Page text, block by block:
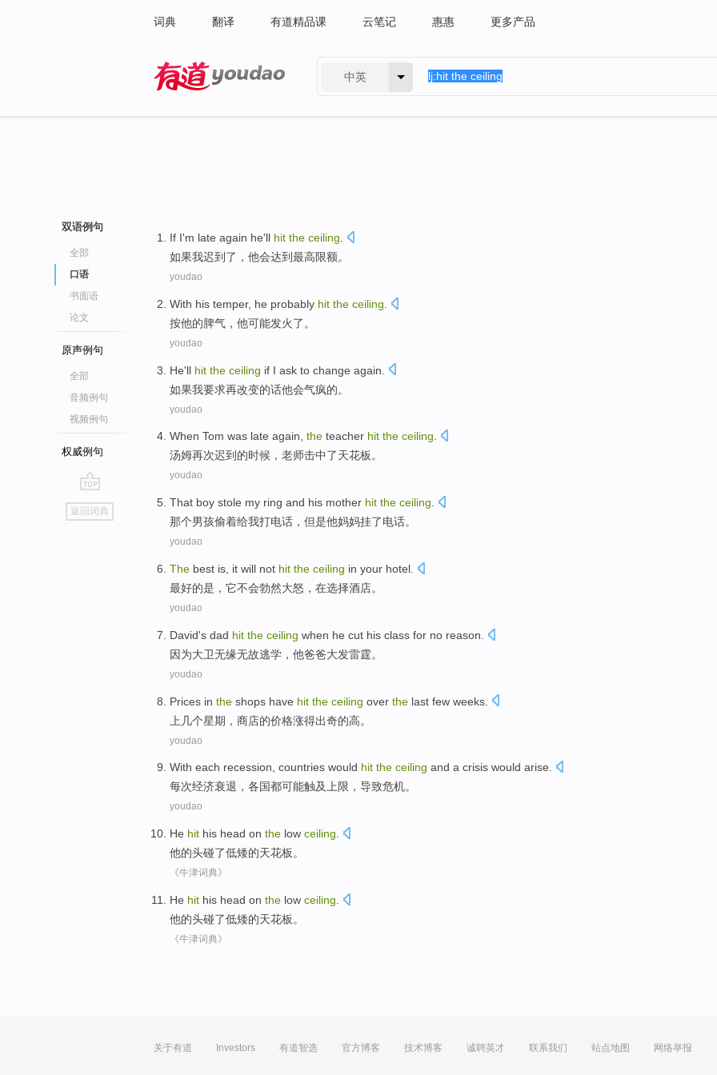
词典 翻译 有道精品课 云笔记 惠惠 更多产品
中英
双语例句
全部
口语
书面语
论文
原声例句
全部
音频例句
视频例句
权威例句
go
top
返回词典
If I'm late again he'll hit the ceiling
如果我迟到 了， 他会达到最高限额。
youdao
With his temper, he probably hit the ceiling
按他的脾气 ， 他可能发火了。
youdao
He'll hit the ceiling if I ask to change again
如果我要求再改变的话他会气疯的。
youdao
When Tom was late again, the teacher hit the ceiling.
汤姆再次迟到 的时候 ， 老师击中了天花板。
youdao
That boy stole my ring and his mother hit the ceiling
那个男孩偷着给我打电话 ，但是他妈妈挂了电话。
youdao
The best is it will not hit the ceiling in your hotel
最好的是 ， 它不会勃然大怒 ， 在选择酒店。
youdao
David's dad hit the ceiling when he cut his class for no reason
因为大卫无缘无故逃学 ， 他爸爸大发雷霆。
youdao
Prices in the shops have hit the ceiling over the last few weeks
上 几个星期 ， 商店的价格涨得出奇的高。
youdao
With each recession, countries would hit the ceiling and a crisis would arise.
每次经济衰退 ， 各国都可能触及上限 ， 导致危机。
youdao
He hit his head on the low ceiling
他的头碰了低矮的天花板 。
《牛津词典》
He hit his head on the low ceiling
他的头碰了低矮的天花板 。
《牛津词典》
关于有道 Investors 有道智选 官方博客 技术博客 诚聘英才 联系我们 站点地图 网络举报